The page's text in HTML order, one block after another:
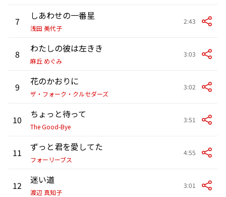
7 しあわせの一番星
浅田 美代子
2:43
8 わたしの彼は左きき
麻丘 めぐみ
3:03
9 花のかおりに
ザ・フォーク・クルセダーズ
3:02
10 ちょっと待って
The Good-Bye
3:51
11 ずっと君を愛してた
フォーリーブス
4:55
12 迷い道
渡辺 真知子
3:01